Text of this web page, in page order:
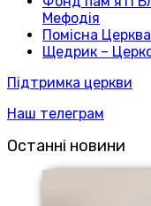
Мефодія
Помісна
Щедрик –
Підтримка церкви
Наш телеграм
Останні новини